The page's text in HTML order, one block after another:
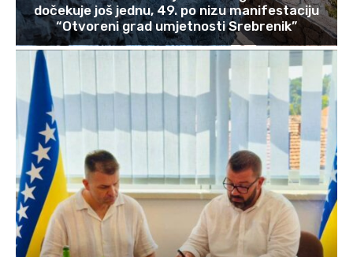
dočekuje još jednu, 49. po nizu manifestaciju
“Otvoreni grad umjetnosti Srebrenik”